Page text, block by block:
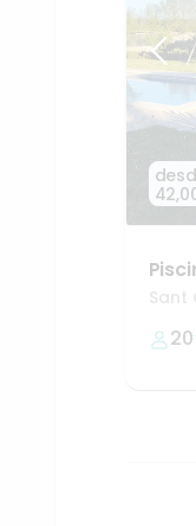
Sant
20